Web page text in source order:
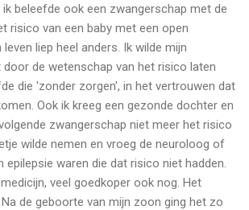
ik beleefde ook een zwangerschap met de
risico van een baby met een open
liep heel anders. Ik wilde mijn
de wetenschap van het risico laten
die 'zonder zorgen', in het vertrouwen dat
Ook ik kreeg een gezonde dochter en
zwangerschap niet meer het risico
wilde nemen en vroeg de neuroloog of
epilepsie waren die dat risico niet hadden.
veel goedkoper ook nog. Het
de geboorte van mijn zoon ging het zo